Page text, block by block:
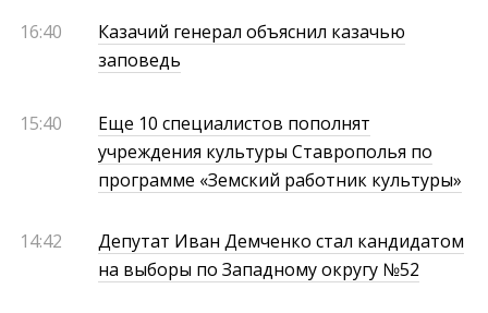
16:40
Казачий генерал объяснил казачью
заповедь
15:40
Еще 10 специалистов пополнят
учреждения культуры Ставрополья по
программе «Земский работник культуры»
14:42
Депутат Иван Демченко стал кандидатом
на выборы по Западному округу №52